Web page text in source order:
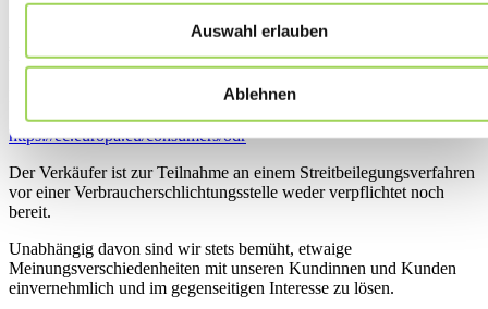
Auswahl erlauben
Ablehnen
Beschwerden und Streitbeilegung
Die Europäische Kommission stellt eine Plattform zur Online-
Streitbeilegung (OS) bereit, die Sie unter folgendem Link finden:
https://ec.europa.eu/consumers/odr
Der Verkäufer ist zur Teilnahme an einem Streitbeilegungsverfahren
vor einer Verbraucherschlichtungsstelle weder verpflichtet noch
bereit.
Unabhängig davon sind wir stets bemüht, etwaige
Meinungsverschiedenheiten mit unseren Kundinnen und Kunden
einvernehmlich und im gegenseitigen Interesse zu lösen.